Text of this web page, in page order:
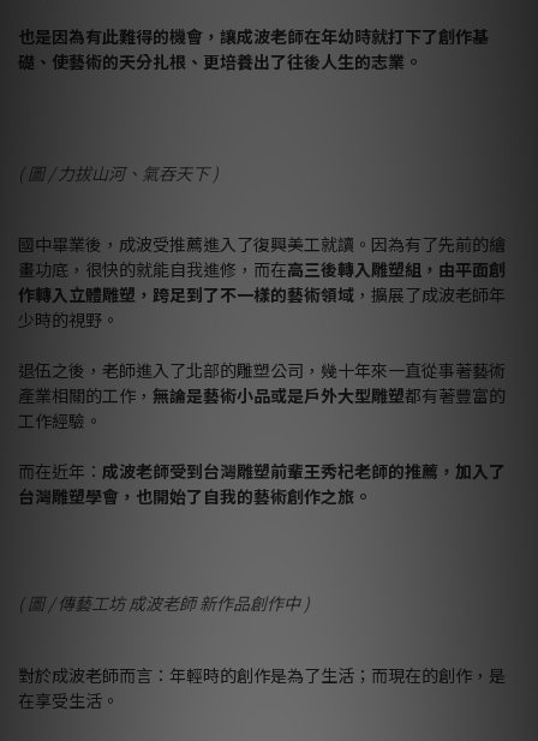
也是因為有此難得的機會，讓成波老師在年幼時就打下了創作基
礎、使藝術的天分扎根、更培養出了往後人生的志業。
( 圖 / 力拔山河、氣吞天下 )
國中畢業後，成波受推薦進入了復興美工就讀。因為有了先前的繪
畫功底，很快的就能自我進修，而在高三後轉入雕塑組，由平面創
作轉入立體雕塑，跨足到了不一樣的藝術領域 ，擴展了成波老師年
少時的視野。
退伍之後，老師進入了北部的雕塑公司，幾十年來一直從事著藝術
產業相關的工作， 無論是藝術小品或是戶外大型雕塑都有著豐富的
工作經驗。
而在近年： 成波老師受到台灣雕塑前輩王秀杞老師的推薦，加入了
台灣雕塑學會，也開始了自我的藝術創作之旅。
( 圖 / 傳藝工坊 成波老師 新作品創作中 )
對於成波老師而言：年輕時的創作是為了生活；而現在的創作，是
在享受生活。